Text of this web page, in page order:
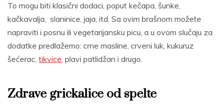
To mogu biti klasični dodaci, poput kečapa, šunke,
kačkavalja, slaninice, jaja, itd. Sa ovim brašnom možete
napraviti i posnu ili vegetarijansku picu, a u ovom slučaju za
dodatke predlažemo: crne masline, crveni luk, kukuruz
šećerac, tikvice, plavi patlidžan i drugo.
Zdrave grickalice od spelte